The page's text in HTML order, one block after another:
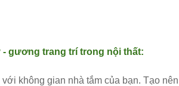
gương trang trí trong nội thất:
không gian nhà tắm của bạn. Tạo nên